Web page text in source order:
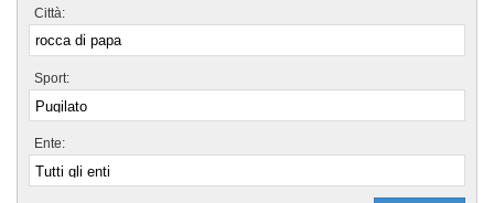
Città:
Sport:
Ente: